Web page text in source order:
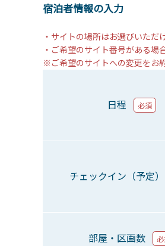
宿泊者情報の入力
・サイトの場所はお選びいただ
・ご希望のサイト番号がある場
※ご希望のサイトへの変更をお
日程 必須
チェックイン（予定）
部屋・区画数